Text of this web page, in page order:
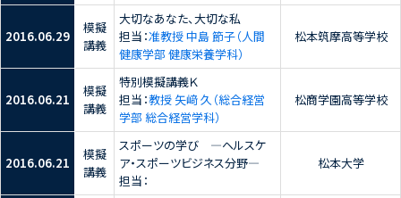
2016.06.29
模擬
講義
大切なあなた、大切な私
担当：准教授 中島 節子（人間
健康学部 健康栄養学科）
松本筑摩高等学校
2016.06.21
模擬
講義
特別模擬講義Ｋ
担当：教授 矢﨑 久（総合経営
学部 総合経営学科）
松商学園高等学校
2016.06.21
模擬
講義
スポーツの学び ―ヘルスケ
ア・スポーツビジネス分野―
担当：
松本大学